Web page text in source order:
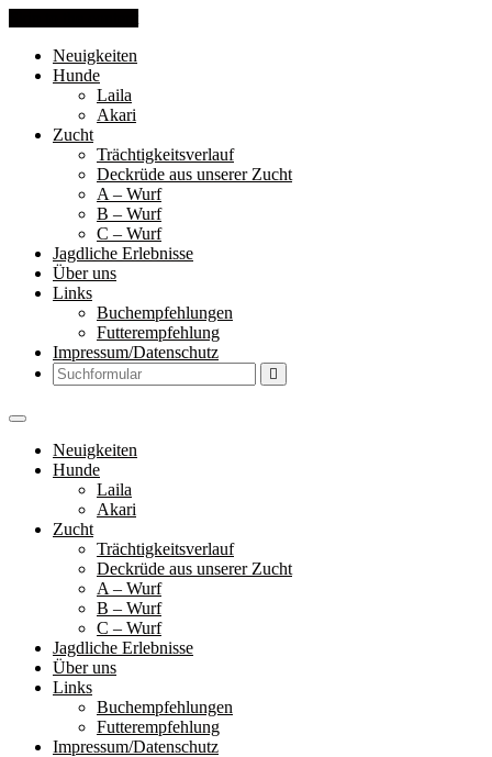
Neuigkeiten
Hunde
Laila
Akari
Zucht
Trächtigkeitsverlauf
Deckrüde aus unserer Zucht
A – Wurf
B – Wurf
C – Wurf
Jagdliche Erlebnisse
Über uns
Links
Buchempfehlungen
Futterempfehlung
Impressum/Datenschutz
Search
Neuigkeiten
Hunde
Laila
Akari
Zucht
Trächtigkeitsverlauf
Deckrüde aus unserer Zucht
A – Wurf
B – Wurf
C – Wurf
Jagdliche Erlebnisse
Über uns
Links
Buchempfehlungen
Futterempfehlung
Impressum/Datenschutz